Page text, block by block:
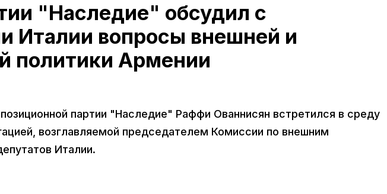
"Наследие" обсудил с
Италии вопросы внешней и
политики Армении
партии "Наследие" Раффи Ованнисян встретился в среду
возглавляемой председателем Комиссии по внешним
Италии.